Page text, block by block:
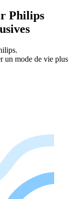
Philips
un mode de vie plus